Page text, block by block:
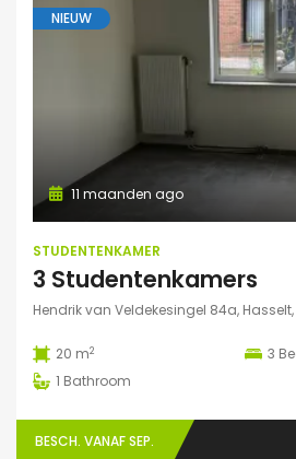
NIEUW
11 maanden ago
STUDENTENKAMER
3 Studentenkamers
Hendrik van Veldekesingel 84a,
20 m2 3
1 Bathroom
BESCH. VANAF SEP.